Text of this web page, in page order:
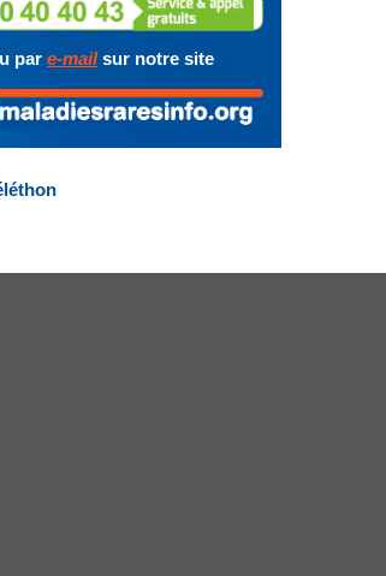
par e-mailsur notre site